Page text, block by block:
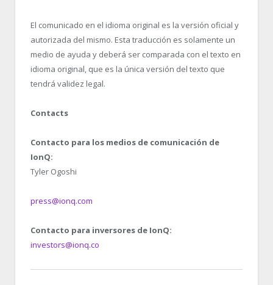
El comunicado en el idioma original es la versión oficial y
autorizada del mismo. Esta traducción es solamente un
medio de ayuda y deberá ser comparada con el texto en
idioma original, que es la única versión del texto que
tendrá validez legal.
Contacts
Contacto para los medios de comunicación de
IonQ:
Tyler Ogoshi
press@ionq.com
Contacto para inversores de IonQ:
investors@ionq.co